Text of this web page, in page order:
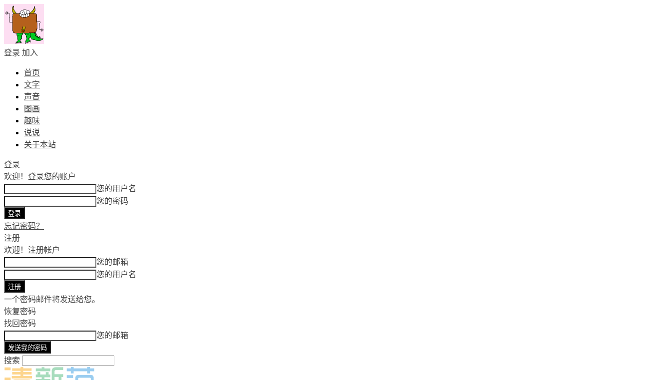
登录 加入
首页
文字
声音
图画
趣味
说说
关于本站
登录
欢迎！ 登录您的账户
您的用户名
您的密码
忘记密码？
注册
欢迎！ 注册帐户
您的邮箱
您的用户名
一个密码邮件将发送给您。
恢复密码
找回密码
您的邮箱
搜索